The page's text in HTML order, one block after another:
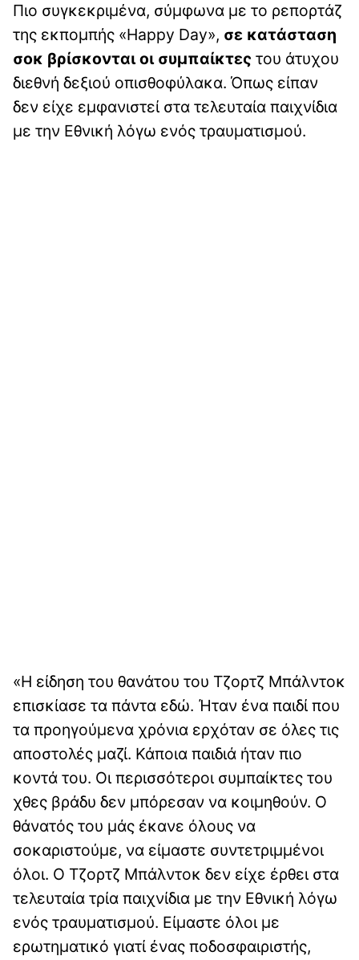
Πιο συγκεκριμένα, σύμφωνα με το ρεπορτάζ
της εκπομπής «Happy Day», σε κατάσταση
σοκ βρίσκονται οι συμπαίκτες του άτυχου
διεθνή δεξιού οπισθοφύλακα. Όπως είπαν
δεν είχε εμφανιστεί στα τελευταία παιχνίδια
με την Εθνική λόγω ενός τραυματισμού.
«Η είδηση του θανάτου του Τζορτζ Μπάλντοκ
επισκίασε τα πάντα εδώ. Ήταν ένα παιδί που
τα προηγούμενα χρόνια ερχόταν σε όλες τις
αποστολές μαζί. Κάποια παιδιά ήταν πιο
κοντά του. Οι περισσότεροι συμπαίκτες του
χθες βράδυ δεν μπόρεσαν να κοιμηθούν. Ο
θάνατός του μάς έκανε όλους να
σοκαριστούμε, να είμαστε συντετριμμένοι
όλοι. Ο Τζορτζ Μπάλντοκ δεν είχε έρθει στα
τελευταία τρία παιχνίδια με την Εθνική λόγω
ενός τραυματισμού. Είμαστε όλοι με
ερωτηματικό γιατί ένας ποδοσφαιριστής,